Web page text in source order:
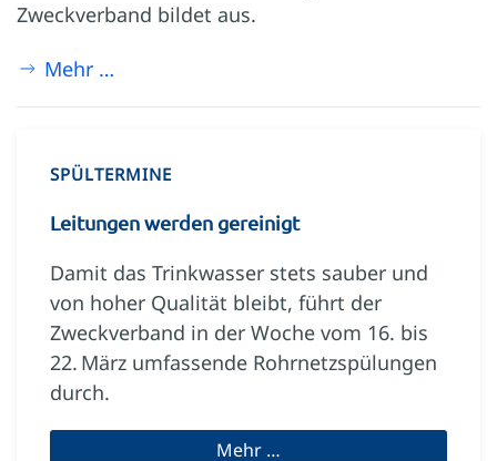
Zweckverband bildet aus.
Mehr …
SPÜLTERMINE
Leitungen werden gereinigt
Damit das Trinkwasser stets sauber und
von hoher Qualität bleibt, führt der
Zweckverband in der Woche vom 16. bis
22. März umfassende Rohrnetzspülungen
durch.
Mehr …